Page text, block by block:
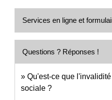
Services en ligne et
Questions ? Réponses !
Qu'est-ce que
sociale ?